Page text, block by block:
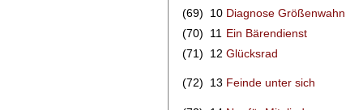
(69)
10 Diagnose Größenwahn
(70)
11 Ein Bärendienst
(71)
12 Glücksrad
(72) 13 Feinde unter sich